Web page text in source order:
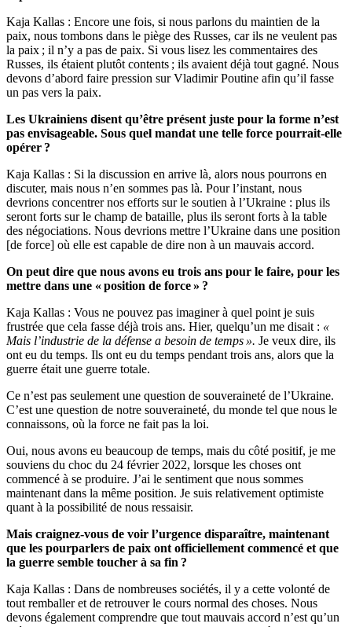
Kaja Kallas : Encore une fois, si nous parlons du maintien de la
paix, nous tombons dans le piège des Russes, car ils ne veulent pas
la paix ; il n’y a pas de paix. Si vous lisez les commentaires des
Russes, ils étaient plutôt contents ; ils avaient déjà tout gagné. Nous
devons d’abord faire pression sur Vladimir Poutine afin qu’il fasse
un pas vers la paix.
Les Ukrainiens disent qu’être présent juste pour la forme n’est
pas envisageable. Sous quel mandat une telle force pourrait-elle
opérer ?
Kaja Kallas : Si la discussion en arrive là, alors nous pourrons en
discuter, mais nous n’en sommes pas là. Pour l’instant, nous
devrions concentrer nos efforts sur le soutien à l’Ukraine : plus ils
seront forts sur le champ de bataille, plus ils seront forts à la table
des négociations. Nous devrions mettre l’Ukraine dans une position
[de force] où elle est capable de dire non à un mauvais accord.
On peut dire que nous avons eu trois ans pour le faire, pour les
mettre dans une « position de force » ?
Kaja Kallas : Vous ne pouvez pas imaginer à quel point je suis
frustrée que cela fasse déjà trois ans. Hier, quelqu’un me disait : «
Mais l’industrie de la défense a besoin de temps ». Je veux dire, ils
ont eu du temps. Ils ont eu du temps pendant trois ans, alors que la
guerre était une guerre totale.
Ce n’est pas seulement une question de souveraineté de l’Ukraine.
C’est une question de notre souveraineté, du monde tel que nous le
connaissons, où la force ne fait pas la loi.
Oui, nous avons eu beaucoup de temps, mais du côté positif, je me
souviens du choc du 24 février 2022, lorsque les choses ont
commencé à se produire. J’ai le sentiment que nous sommes
maintenant dans la même position. Je suis relativement optimiste
quant à la possibilité de nous ressaisir.
Mais craignez-vous de voir l’urgence disparaître, maintenant
que les pourparlers de paix ont officiellement commencé et que
la guerre semble toucher à sa fin ?
Kaja Kallas : Dans de nombreuses sociétés, il y a cette volonté de
tout remballer et de retrouver le cours normal des choses. Nous
devons également comprendre que tout mauvais accord n’est qu’un